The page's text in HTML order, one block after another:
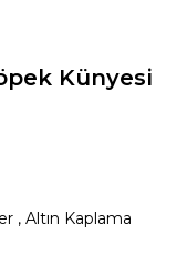
Künyesi
,Altın Kaplama